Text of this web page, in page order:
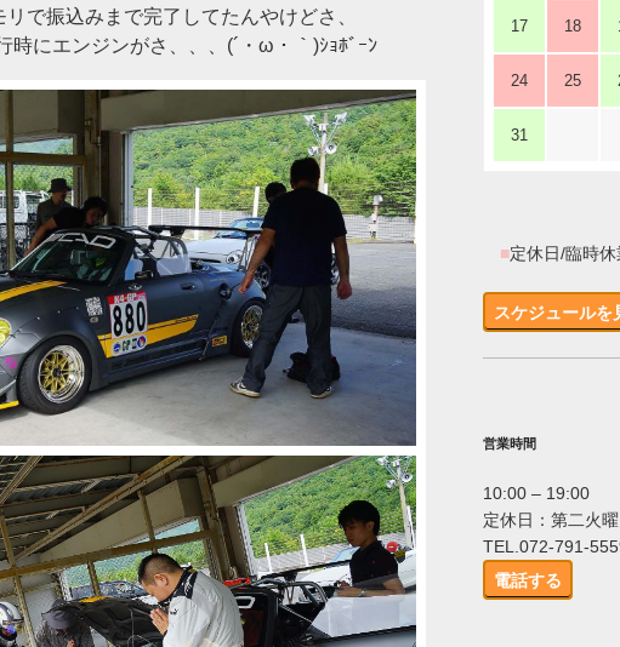
で振込みまで完了してたんやけどさ、
時にエンジンがさ、、、(´・ω・｀)ｼｮﾎﾞｰﾝ
17 18
24 25
31
■定休日/臨時
スケジュールを
営業時間
10:00 – 19:00
定休日：第二火
TEL.072-791-
電話する